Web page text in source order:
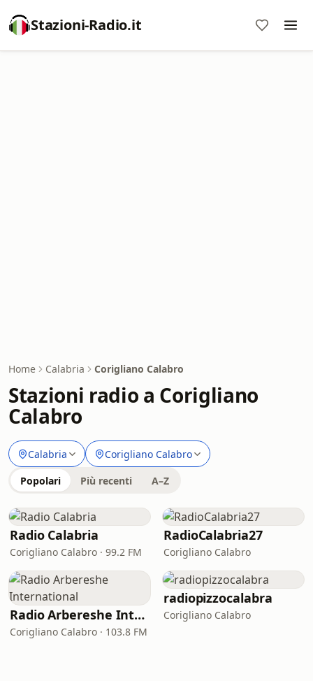
Stazioni-Radio.it
Home Calabria Corigliano Calabro
Stazioni radio a Corigliano
Calabro
Calabria Corigliano Calabro
Popolari Più recenti A–Z
Radio Сalabria
Corigliano Calabro · 99.2 FM
RadioCalabria27
Corigliano Calabro
Radio Arbereshe International
Corigliano Calabro · 103.8 FM
radiopizzocalabra
Corigliano Calabro